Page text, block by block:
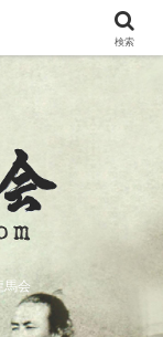
馬会
検索